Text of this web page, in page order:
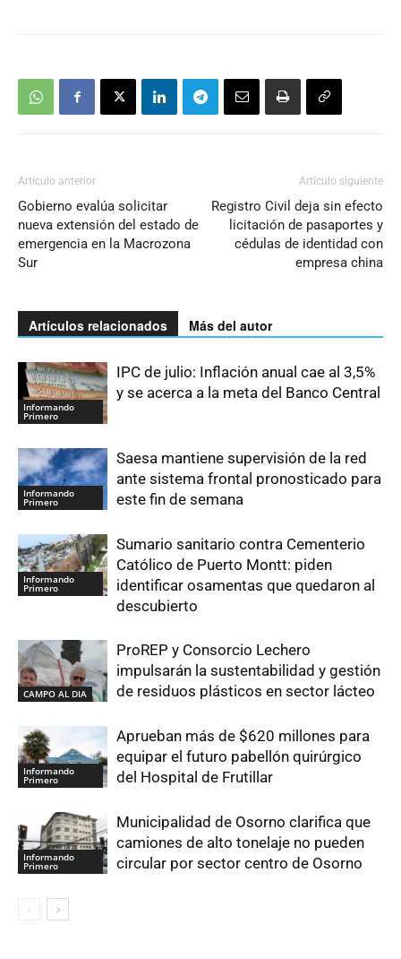
Artículo anterior
Gobierno evalúa solicitar
nueva extensión del estado de
emergencia en la Macrozona
Sur
Artículo siguiente
Registro Civil deja sin efecto
licitación de pasaportes y
cédulas de identidad con
empresa china
Artículos relacionados Más del autor
Informando
Primero
IPC de julio: Inflación anual cae al 3,5%
y se acerca a la meta del Banco Central
Informando
Primero
Saesa mantiene supervisión de la red
ante sistema frontal pronosticado para
este fin de semana
Informando
Primero
Sumario sanitario contra Cementerio
Católico de Puerto Montt: piden
identificar osamentas que quedaron al
descubierto
CAMPO AL DIA
ProREP y Consorcio Lechero
impulsarán la sustentabilidad y gestión
de residuos plásticos en sector lácteo
Informando
Primero
Aprueban más de $620 millones para
equipar el futuro pabellón quirúrgico
del Hospital de Frutillar
Informando
Primero
Municipalidad de Osorno clarifica que
camiones de alto tonelaje no pueden
circular por sector centro de Osorno